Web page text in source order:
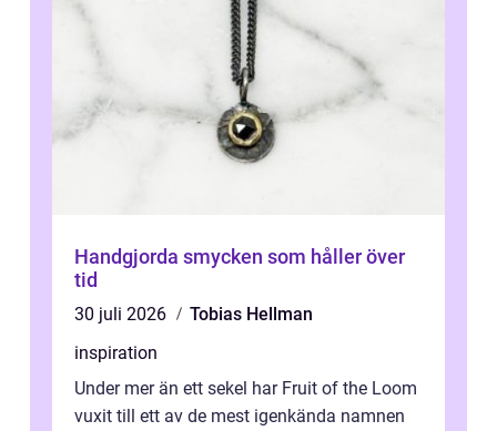
Handgjorda smycken som håller över
tid
30 juli 2026
Tobias Hellman
inspiration
Under mer än ett sekel har Fruit of the Loom
vuxit till ett av de mest igenkända namnen